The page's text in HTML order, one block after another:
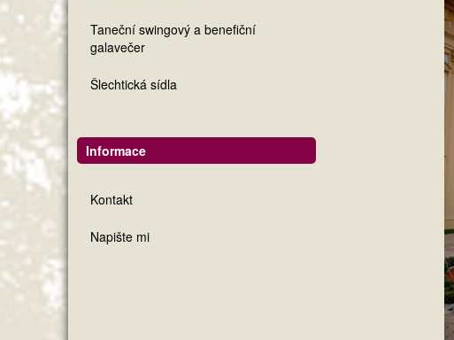
Taneční swingový a benefiční
galavečer
Šlechtická sídla
Informace
Kontakt
Napište mi